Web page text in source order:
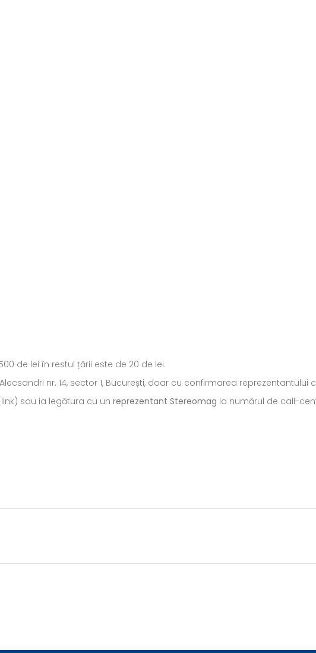
de lei în restul țării este de 20 de lei.
nr. 14, sector 1, București, doar cu confirmarea
sau ia legătura cu un reprezentant Stereomag la numărul de call-